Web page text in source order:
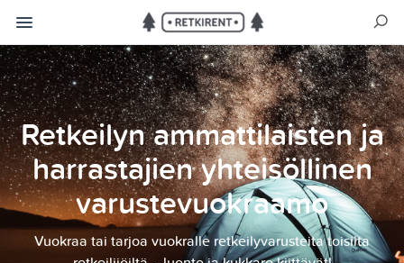
Retkeilyn ammattilaisten ja
harrastajien yhteisöllinen
varustevuokraamo
Vuokraa tai tarjoa vuokralle retkeilyvarusteita toisilta